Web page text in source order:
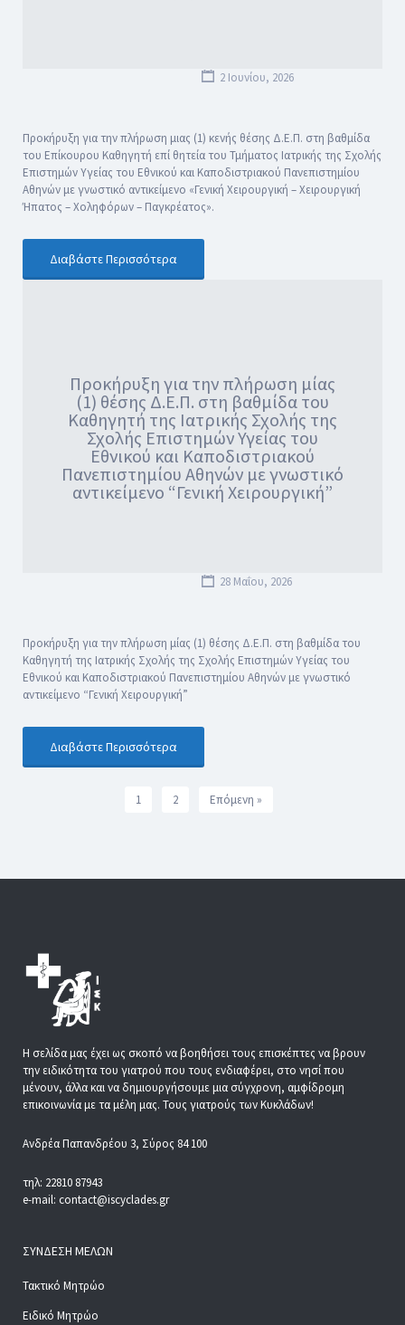
2 Ιουνίου, 2026
Προκήρυξη για την πλήρωση μιας (1) κενής θέσης Δ.Ε.Π. στη βαθμίδα
του Επίκουρου Καθηγητή επί θητεία του Τμήματος Ιατρικής της Σχολής
Επιστημών Υγείας του Εθνικού και Καποδιστριακού Πανεπιστημίου
Αθηνών με γνωστικό αντικείμενο «Γενική Χειρουργική – Χειρουργική
Ήπατος – Χοληφόρων – Παγκρέατος».
Διαβάστε Περισσότερα
Προκήρυξη για την πλήρωση μίας
(1) θέσης Δ.Ε.Π. στη βαθμίδα του
Καθηγητή της Ιατρικής Σχολής της
Σχολής Επιστημών Υγείας του
Εθνικού και Καποδιστριακού
Πανεπιστημίου Αθηνών με γνωστικό
αντικείμενο “Γενική Χειρουργική”
28 Μαΐου, 2026
Προκήρυξη για την πλήρωση μίας (1) θέσης Δ.Ε.Π. στη βαθμίδα του
Καθηγητή της Ιατρικής Σχολής της Σχολής Επιστημών Υγείας του
Εθνικού και Καποδιστριακού Πανεπιστημίου Αθηνών με γνωστικό
αντικείμενο “Γενική Χειρουργική”
Διαβάστε Περισσότερα
1 2 Επόμενη »
Η σελίδα μας έχει ως σκοπό να βοηθήσει τους επισκέπτες να βρουν
την ειδικότητα του γιατρού που τους ενδιαφέρει, στο νησί που
μένουν, άλλα και να δημιουργήσουμε μια σύγχρονη, αμφίδρομη
επικοινωνία με τα μέλη μας. Τους γιατρούς των Κυκλάδων!
Ανδρέα Παπανδρέου 3, Σύρος 84 100
τηλ: 22810 87943
e-mail: contact@iscyclades.gr
ΣΎΝΔΕΣΗ ΜΕΛΏΝ
Τακτικό Μητρώο
Ειδικό Μητρώο